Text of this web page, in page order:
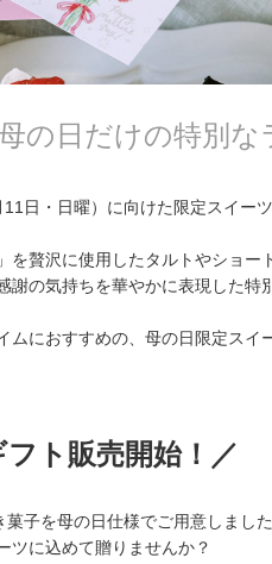
の日だけの特別な
日・日曜）に向けた限定スイー
を贅沢に使用したタルトやショー
謝の気持ちを華やかに表現した特
ムにおすすめの、母の日限定スイ
ト販売開始！／
子を母の日仕様でご用意しました
ツに込めて贈りませんか？